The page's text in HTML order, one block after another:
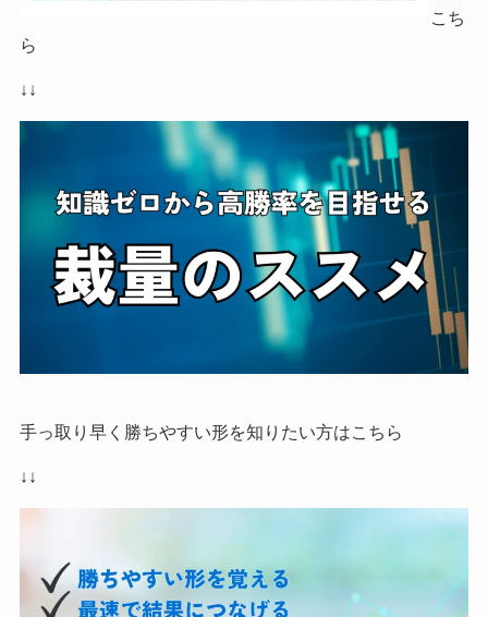
こち
ら
↓↓
手っ取り早く勝ちやすい形を知りたい方はこちら
↓↓